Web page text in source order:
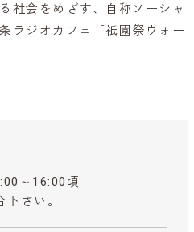
社会をめざす、自称ソーシャ
ラジオカフェ「祇園祭ウォー
～16:00頃
さい。